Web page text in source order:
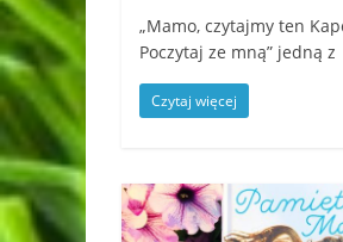
„Mamo, czytajmy ten
Poczytaj ze mną” jedną z
Czytaj więcej